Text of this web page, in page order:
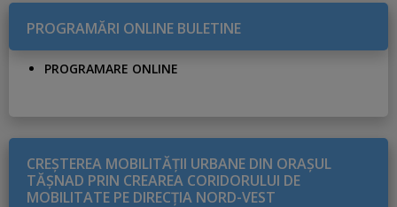
PROGRAMĂRI ONLINE BULETINE
PROGRAMARE ONLINE
CREŞTEREA MOBILITĂŢII URBANE DIN ORAŞUL
TĂŞNAD PRIN CREAREA CORIDORULUI DE
MOBILITATE PE DIRECŢIA NORD-VEST